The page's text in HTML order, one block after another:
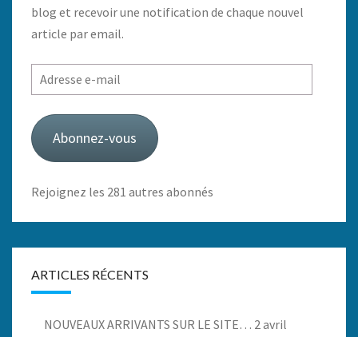
blog et recevoir une notification de chaque nouvel
article par email.
Adresse
e-
mail
Abonnez-vous
Rejoignez les 281 autres abonnés
ARTICLES RÉCENTS
NOUVEAUX ARRIVANTS SUR LE SITE… 2 avril